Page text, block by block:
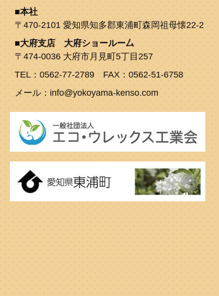
本社
〒470-2101 愛知県知多郡東浦町森岡祖母懐22-2
大府支店 大府ショールー厶
〒474-0036 大府市月見町5丁目257
TEL：0562-77-2789 FAX：0562-51-6758
メール：info@yokoyama-kenso.com